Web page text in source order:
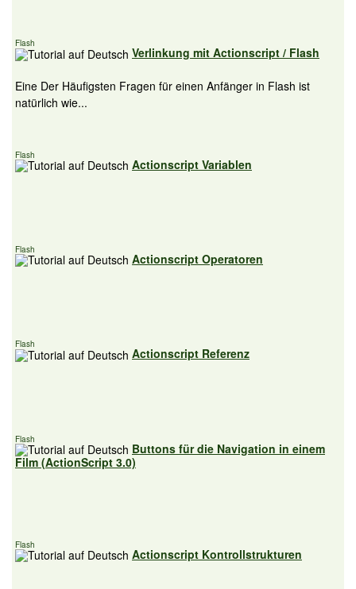
Flash
Verlinkung mit Actionscript / Flash
Eine Der Häufigsten Fragen für einen Anfänger in Flash ist
natürlich wie...
Flash
Actionscript Variablen
Flash
Actionscript Operatoren
Flash
Actionscript Referenz
Flash
Buttons für die Navigation in einem
Film (ActionScript 3.0)
Flash
Actionscript Kontrollstrukturen